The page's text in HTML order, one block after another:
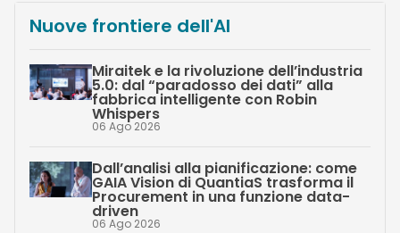
Nuove frontiere dell'AI
Miraitek e la rivoluzione dell’industria
5.0: dal “paradosso dei dati” alla
fabbrica intelligente con Robin
Whispers
06 Ago 2026
Dall’analisi alla pianificazione: come
GAIA Vision di QuantiaS trasforma il
Procurement in una funzione data-
driven
06 Ago 2026